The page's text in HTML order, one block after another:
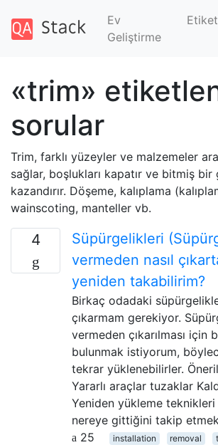
Ev
Geliştirme
«trim»
sorular
Trim, farklı yüzeyler ve malzemeler
sağlar, boşlukları kapatır ve bitmiş bir
kazandırır. Döşeme, kalıplama
wainscoting, manteller vb.
4
Süpürgelikleri
vermeden nasıl
yeniden takabilirim?
Birkaç odadaki
çıkarmam gerekiyor.
vermeden çıkarılması için
bulunmak istiyorum,
tekrar yüklenebilirler.
Yararlı araçlar tuzaklar
Yeniden yükleme teknikleri
nereye gittiğini takip
25
installation removal